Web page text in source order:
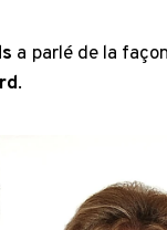
a parlé de la
.